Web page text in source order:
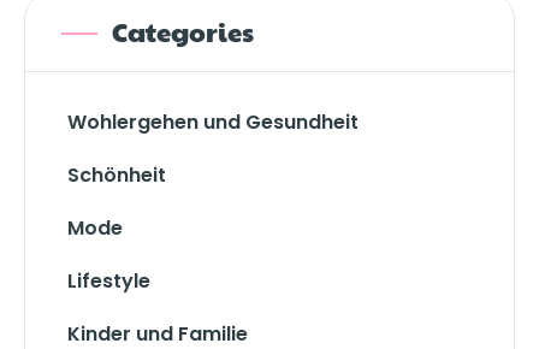
Categories
Wohlergehen und Gesundheit
Schönheit
Mode
Lifestyle
Kinder und Familie